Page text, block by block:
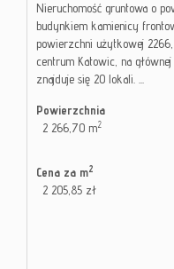
Nieruchomość gruntowa o
budynkiem kamienicy
powierzchni użytkowej
centrum Katowic, na
znajduje się 20 lokali. ...
Powierzchnia
2 266,70 m2
Cena za m2
2 205,85 zł